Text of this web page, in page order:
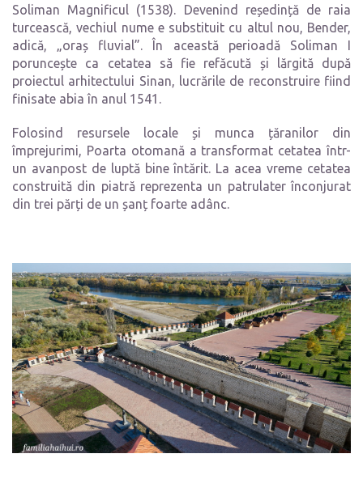
Soliman Magnificul (1538). Devenind reședință de raia
turcească, vechiul nume e substituit cu altul nou, Bender,
adică, „oraș fluvial”. În această perioadă Soliman I
poruncește ca cetatea să fie refăcută și lărgită după
proiectul arhitectului Sinan, lucrările de reconstruire fiind
finisate abia în anul 1541.
Folosind resursele locale și munca țăranilor din
împrejurimi, Poarta otomană a transformat cetatea într-
un avanpost de luptă bine întărit. La acea vreme cetatea
construită din piatră reprezenta un patrulater înconjurat
din trei părți de un șanț foarte adânc.